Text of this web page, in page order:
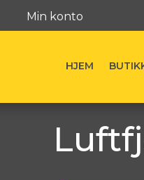
Min konto
HJEM